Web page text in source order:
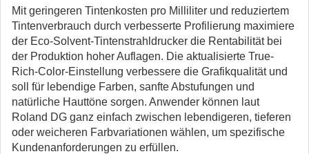
Mit geringeren Tintenkosten pro Milliliter und reduziertem
Tintenverbrauch durch verbesserte Profilierung maximiere
der Eco-Solvent-Tintenstrahldrucker die Rentabilität bei
der Produktion hoher Auflagen. Die aktualisierte True-
Rich-Color-Einstellung verbessere die Grafikqualität und
soll für lebendige Farben, sanfte Abstufungen und
natürliche Hauttöne sorgen. Anwender können laut
Roland DG ganz einfach zwischen lebendigeren, tieferen
oder weicheren Farbvariationen wählen, um spezifische
Kundenanforderungen zu erfüllen.